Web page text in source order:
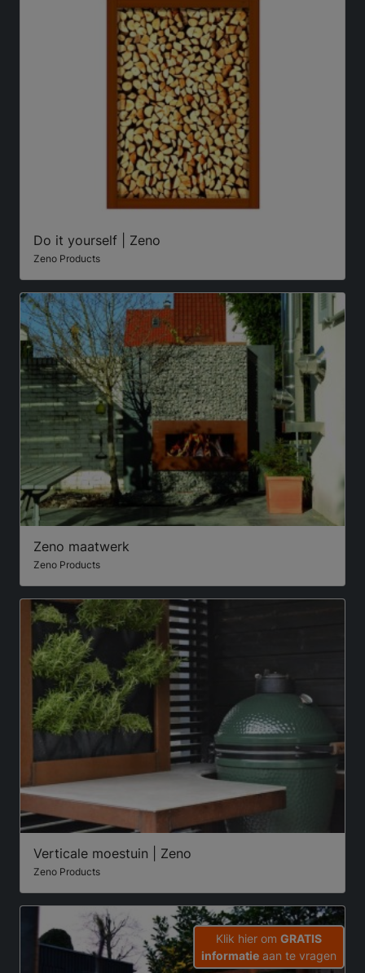
Do it yourself | Zeno
Zeno Products
Zeno maatwerk
Zeno Products
Verticale moestuin | Zeno
Zeno Products
Klik hier om GRATIS
informatie aan te vragen